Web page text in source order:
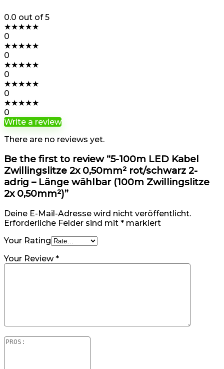
0.0 out of 5
★★★★★
0
★★★★★
0
★★★★★
0
★★★★★
0
★★★★★
0
Write a review
There are no reviews yet.
Be the first to review “5-100m LED Kabel
Zwillingslitze 2x 0,50mm² rot/schwarz 2-
adrig – Länge wählbar (100m Zwillingslitze
2x 0,50mm²)”
Deine E-Mail-Adresse wird nicht veröffentlicht.
Erforderliche Felder sind mit * markiert
Your Rating
Your Review*